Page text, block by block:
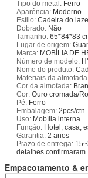
Tipo do metal: Ferro
Aparência: Moderno
Estilo: Cadeira do
Dobrado: Não
Tamanho: 65*84*83
Lugar de origem:
Marca: MOBÍLIA DE
Número de modelo:
Nome do produto:
Materiais da
Cor da almofada:
Cor: Ouro cromada/
Pé: Ferro
Embalagem: 2pcs/ctn
Uso: Mobília interna
Função: Hotel, casa,
Garantia: 2 anos
Prazo de entrega:
detalhes confirmaram
Empacotamento &